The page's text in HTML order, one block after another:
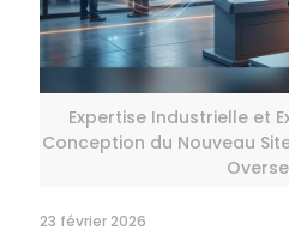
Expertise Industrielle et
Conception du Nouveau
23 février 2026